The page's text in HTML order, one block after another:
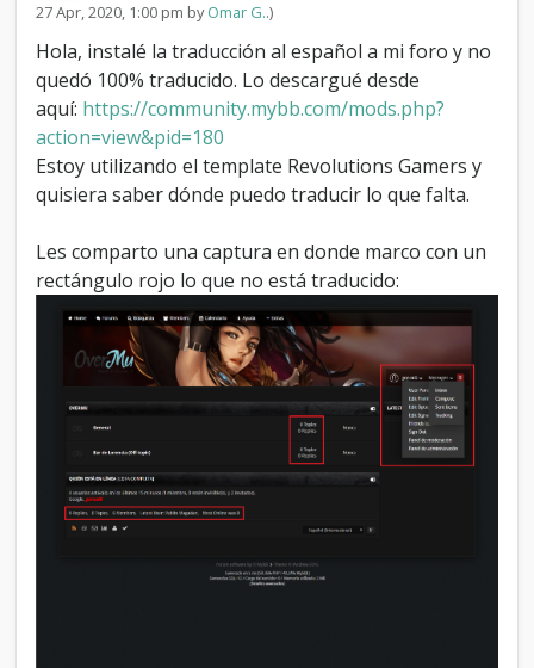
l
e
p
ñ
o
n
e
t
i
l
o
R
e
v
o
u
i
27 Apr, 2020, 1:00 pm byOmar G..)
Hola, instalé la traducción al español a mi foro y no
quedó 100% traducido. Lo descargué desde
aquí: https://community.mybb.com/mods.php?
action=view&pid=180
Estoy utilizando el template Revolutions Gamers y
quisiera saber dónde puedo traducir lo que falta.
Les comparto una captura en donde marco con un
rectángulo rojo lo que no está traducido: